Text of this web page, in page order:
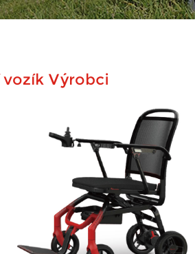
Výrobci